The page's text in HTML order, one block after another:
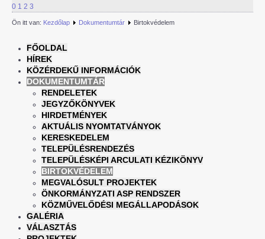
0 1 2 3
Ön itt van: Kezdőlap Dokumentumtár Birtokvédelem
FŐOLDAL
HÍREK
KÖZÉRDEKŰ INFORMÁCIÓK
DOKUMENTUMTÁR
RENDELETEK
JEGYZŐKÖNYVEK
HIRDETMÉNYEK
AKTUÁLIS NYOMTATVÁNYOK
KERESKEDELEM
TELEPÜLÉSRENDEZÉS
TELEPÜLÉSKÉPI ARCULATI KÉZIKÖNYV
BIRTOKVÉDELEM
MEGVALÓSULT PROJEKTEK
ÖNKORMÁNYZATI ASP RENDSZER
KÖZMŰVELŐDÉSI MEGÁLLAPODÁSOK
GALÉRIA
VÁLASZTÁS